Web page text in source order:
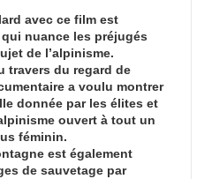
avec ce film est
nuance les préjugés
de l’alpinisme.
travers du regard de
a voulu montrer
donnée par les élites et
ouvert à tout un
féminin.
est également
de sauvetage par